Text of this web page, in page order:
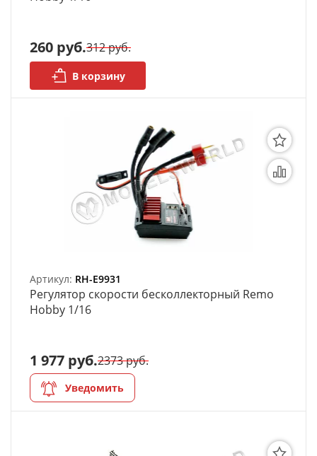
260 руб.312 руб.
В корзину
Артикул: RH-E9931
Регулятор скорости бесколлекторный Remo
Hobby 1/16
1 977 руб.2373 руб.
Уведомить